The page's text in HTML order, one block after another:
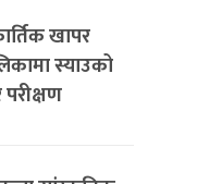
खापर
स्याउको